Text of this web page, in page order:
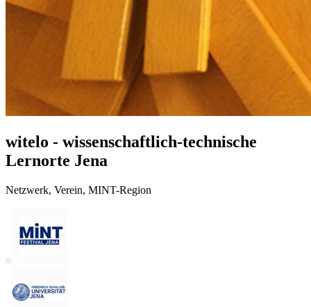
witelo - wissenschaftlich-technische
Lernorte Jena
Netzwerk, Verein, MINT-Region